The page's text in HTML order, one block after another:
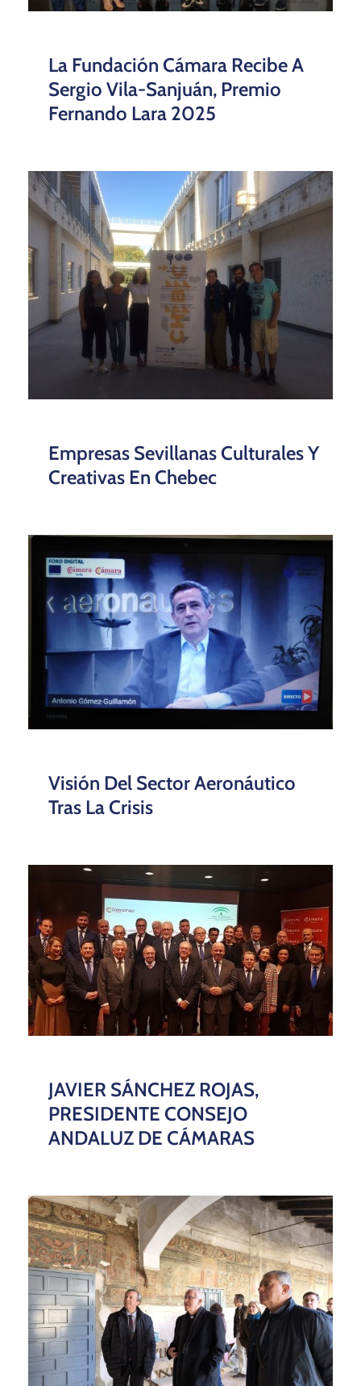
La Fundación Cámara Recibe A
Sergio Vila-Sanjuán, Premio
Fernando Lara 2025
Empresas Sevillanas Culturales Y
Creativas En Chebec
Visión Del Sector Aeronáutico
Tras La Crisis
JAVIER SÁNCHEZ ROJAS,
PRESIDENTE CONSEJO
ANDALUZ DE CÁMARAS